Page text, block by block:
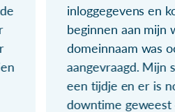
inloggegevens en
beginnen aan mijn
domeinnaam was
aangevraagd. Mijn
een tijdje en er is
downtime geweest